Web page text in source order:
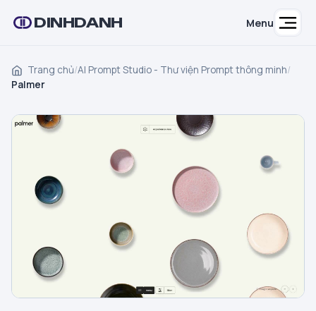
DINHDANH Menu
Trang chủ/AI Prompt Studio - Thư viện Prompt thông minh/
Palmer